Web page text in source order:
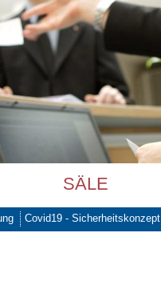
SÄLE
Covid19 - Sicherheitskonzept